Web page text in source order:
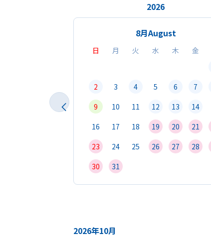
2026
8月August
日 月 火 水 木 金
2
3 4 5 6 7
9
10 11 12 13 14
16
17 18 19 20 21
23
24 25 26 27 28
30
31
2026年10月